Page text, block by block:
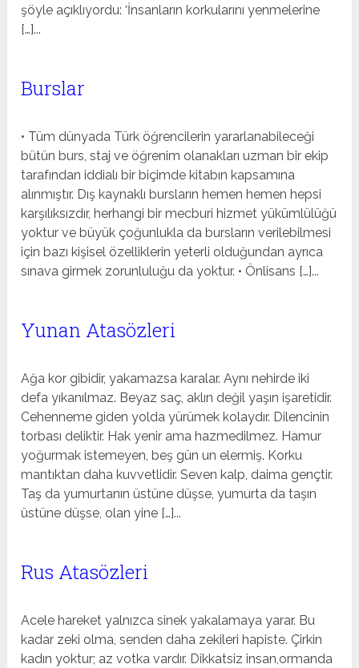
şöyle açıklıyordu: ‘İnsanların korkularını yenmelerine
[…]...
Burslar
• Tüm dünyada Türk öğrencilerin yararlanabileceği
bütün burs, staj ve öğrenim olanakları uzman bir ekip
tarafından iddialı bir biçimde kitabın kapsamına
alınmıştır. Dış kaynaklı bursların hemen hemen hepsi
karşılıksızdır, herhangi bir mecburi hizmet yükümlülüğü
yoktur ve büyük çoğunlukla da bursların verilebilmesi
için bazı kişisel özelliklerin yeterli olduğundan ayrıca
sınava girmek zorunluluğu da yoktur. • Önlisans […]...
Yunan Atasözleri
Ağa kor gibidir, yakamazsa karalar. Aynı nehirde iki
defa yıkanılmaz. Beyaz saç, aklın değil yaşın işaretidir.
Cehenneme giden yolda yürümek kolaydır. Dilencinin
torbası deliktir. Hak yenir ama hazmedilmez. Hamur
yoğurmak istemeyen, beş gün un elermiş. Korku
mantıktan daha kuvvetlidir. Seven kalp, daima gençtir.
Taş da yumurtanın üstüne düşse, yumurta da taşın
üstüne düşse, olan yine […]...
Rus Atasözleri
Acele hareket yalnızca sinek yakalamaya yarar. Bu
kadar zeki olma, senden daha zekileri hapiste. Çirkin
kadın yoktur; az votka vardır. Dikkatsiz insan,ormanda